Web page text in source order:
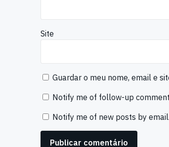
Site
Guardar o meu nome, email e
Notify me of follow-up
Notify me of new posts by email.